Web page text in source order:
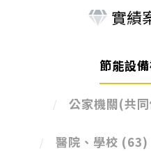
實績
節能設
公家機關(共
醫院、學校 (63)